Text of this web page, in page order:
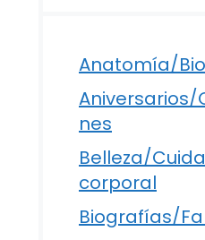
Anatomía/
Aniversarios/
nes
Belleza/
corporal
Biografías/